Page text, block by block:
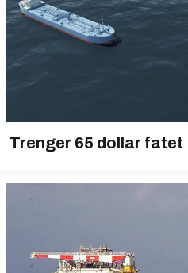
Trenger 65 dollar fatet